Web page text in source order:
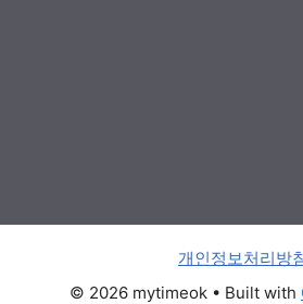
개인정보처리방
© 2026 mytimeok • Built with